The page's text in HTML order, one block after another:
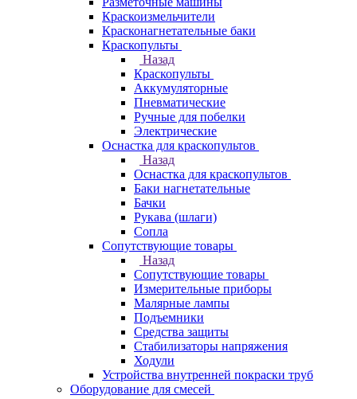
Краскоизмельчители
Красконагнетательные баки
Краскопульты
Назад
Краскопульты
Аккумуляторные
Пневматические
Ручные для побелки
Электрические
Оснастка для краскопультов
Назад
Оснастка для краскопультов
Баки нагнетательные
Бачки
Рукава (шлаги)
Сопла
Сопутствующие товары
Назад
Сопутствующие товары
Измерительные приборы
Малярные лампы
Подъемники
Средства защиты
Стабилизаторы напряжения
Ходули
Устройства внутренней покраски труб
Оборудование для смесей